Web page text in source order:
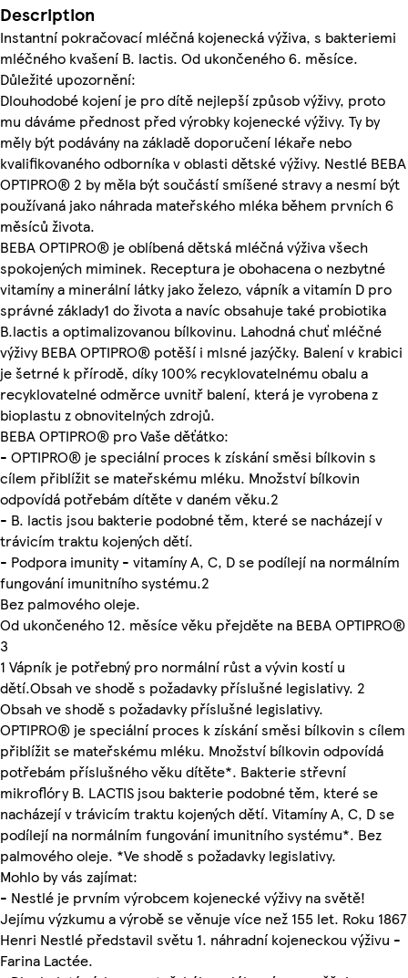
Description
Instantní pokračovací mléčná kojenecká výživa, s bakteriemi
mléčného kvašení B. lactis. Od ukončeného 6. měsíce.
Důležité upozornění:
Dlouhodobé kojení je pro dítě nejlepší způsob výživy, proto
mu dáváme přednost před výrobky kojenecké výživy. Ty by
měly být podávány na základě doporučení lékaře nebo
kvalifikovaného odborníka v oblasti dětské výživy. Nestlé BEBA
OPTIPRO® 2 by měla být součástí smíšené stravy a nesmí být
používaná jako náhrada mateřského mléka během prvních 6
měsíců života.
BEBA OPTIPRO® je oblíbená dětská mléčná výživa všech
spokojených miminek. Receptura je obohacena o nezbytné
vitamíny a minerální látky jako železo, vápník a vitamín D pro
správné základy1 do života a navíc obsahuje také probiotika
B.lactis a optimalizovanou bílkovinu. Lahodná chuť mléčné
výživy BEBA OPTIPRO® potěší i mlsné jazýčky. Balení v krabici
je šetrné k přírodě, díky 100% recyklovatelnému obalu a
recyklovatelné odměrce uvnitř balení, která je vyrobena z
bioplastu z obnovitelných zdrojů.
BEBA OPTIPRO® pro Vaše děťátko:
- OPTIPRO® je speciální proces k získání směsi bílkovin s
cílem přiblížit se mateřskému mléku. Množství bílkovin
odpovídá potřebám dítěte v daném věku.2
- B. lactis jsou bakterie podobné těm, které se nacházejí v
trávicím traktu kojených dětí.
- Podpora imunity - vitamíny A, C, D se podílejí na normálním
fungování imunitního systému.2
Bez palmového oleje.
Od ukončeného 12. měsíce věku přejděte na BEBA OPTIPRO®
3
1 Vápník je potřebný pro normální růst a vývin kostí u
dětí.Obsah ve shodě s požadavky příslušné legislativy. 2
Obsah ve shodě s požadavky příslušné legislativy.
OPTIPRO® je speciální proces k získání směsi bílkovin s cílem
přiblížit se mateřskému mléku. Množství bílkovin odpovídá
potřebám příslušného věku dítěte*. Bakterie střevní
mikroflóry B. LACTIS jsou bakterie podobné těm, které se
nacházejí v trávicím traktu kojených dětí. Vitamíny A, C, D se
podílejí na normálním fungování imunitního systému*. Bez
palmového oleje. *Ve shodě s požadavky legislativy.
Mohlo by vás zajímat:
- Nestlé je prvním výrobcem kojenecké výživy na světě!
Jejímu výzkumu a výrobě se věnuje více než 155 let. Roku 1867
Henri Nestlé představil světu 1. náhradní kojeneckou výživu -
Farina Lactée.